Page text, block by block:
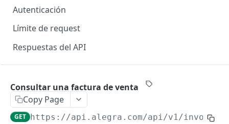
Autenticación
Límite de request
Respuestas del API
Facturas de venta
Lista de facturas de venta
GET
Consultar una factura de venta
Copy Page
GET https://api.alegra.com/api/v1/